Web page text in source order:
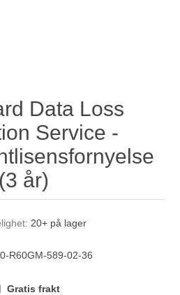
Data Loss
Service -
(3 år)
20+ på lager
R60GM-589-02-36
Gratis frakt